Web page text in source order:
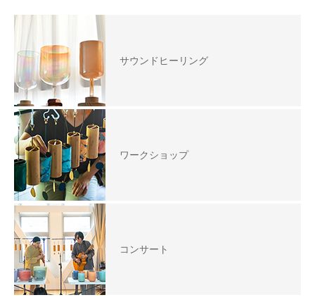
サウンドヒーリング
ワークショップ
コンサート